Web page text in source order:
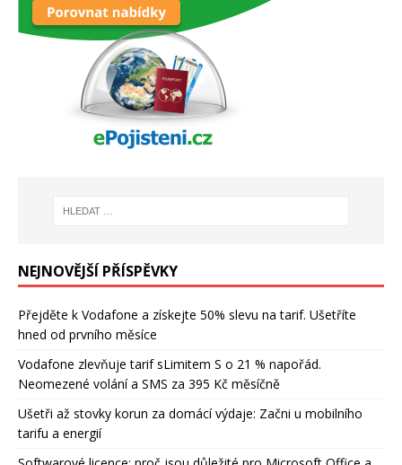
NEJNOVĚJŠÍ PŘÍSPĚVKY
Přejděte k Vodafone a získejte 50% slevu na tarif. Ušetříte
hned od prvního měsíce
Vodafone zlevňuje tarif sLimitem S o 21 % napořád.
Neomezené volání a SMS za 395 Kč měsíčně
Ušetři až stovky korun za domácí výdaje: Začni u mobilního
tarifu a energií